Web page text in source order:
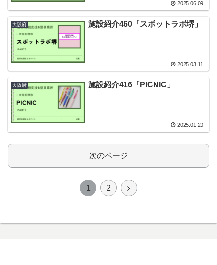
2025.06.09
大阪府 施設紹介460「スポットラボ堺」
2025.03.11
大阪府 施設紹介416「PICNIC」
2025.01.20
次のページ
1 2
次